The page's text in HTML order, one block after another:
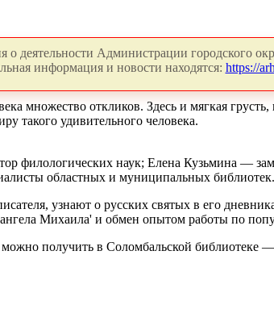
о деятельности Администрации городского
информация и новости находятся: https://
множество откликов. Здесь и мягкая
такого удивительного человека.
наук; Елена Кузьмина —
областных и муниципальных библиотек.
узнают о русских святых в его
Михаила' и обмен опытом работы по
получить в Соломбальской